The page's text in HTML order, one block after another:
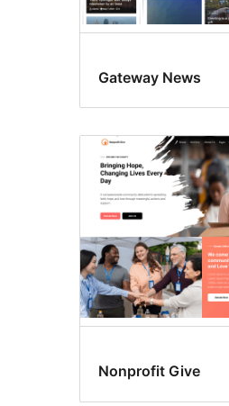
Gateway News
Nonprofit Give